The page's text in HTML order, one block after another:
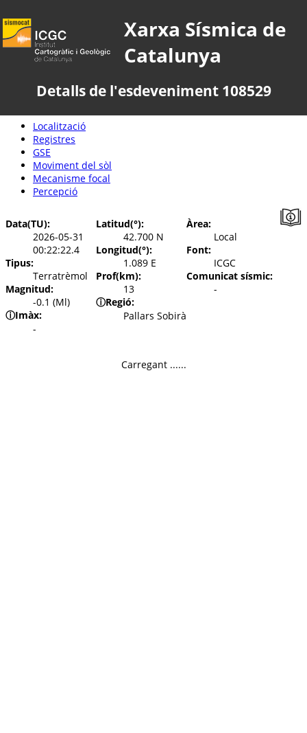
Xarxa Sísmica de
Catalunya
Detalls de l'esdeveniment 108529
Localització
Registres
GSE
Moviment del sòl
Mecanisme focal
Percepció
Data(TU):
2026-05-31
00:22:22.4
Tipus:
Terratrèmol
Magnitud:
-0.1 (Ml)
ⓘImàx:
-
Latitud(°):
42.700 N
Longitud(°):
1.089 E
Prof(km):
13
ⓘRegió:
Pallars Sobirà
Àrea:
Local
Font:
ICGC
Comunicat sísmic:
-
Carregant ......